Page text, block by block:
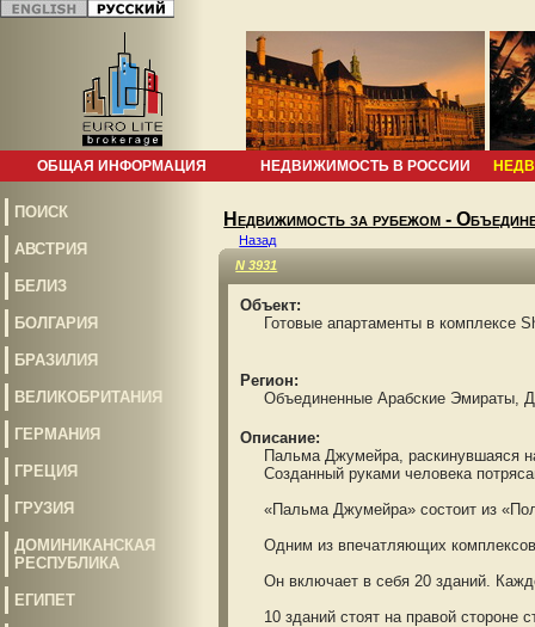
ОБЩАЯ ИНФОРМАЦИЯ НЕДВИЖИМОСТЬ В РОССИИ
ПОИСК
АВСТРИЯ
БЕЛИЗ
БОЛГАРИЯ
БРАЗИЛИЯ
ВЕЛИКОБРИТАНИЯ
ГЕРМАНИЯ
ГРЕЦИЯ
ГРУЗИЯ
ДОМИНИКАНСКАЯ
РЕСПУБЛИКА
ЕГИПЕТ
Недвижимость за рубежом -
Назад
N 3931
Объект:
Готовые апартаменты в комплексе
Регион:
Объединенные Арабские Эмираты,
Описание:
Пальма Джумейра, раскинувшаяся на
Созданный руками человека
«Пальма Джумейра» состоит из
Одним из впечатляющих комплексов
Он включает в себя 20 зданий.
10 зданий стоят на правой стороне